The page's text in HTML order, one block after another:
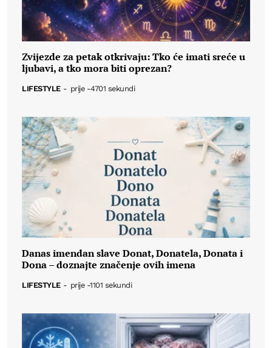
Zvijezde za petak otkrivaju: Tko će imati sreće u
ljubavi, a tko mora biti oprezan?
LIFESTYLE - prije -4701 sekundi
Danas imendan slave Donat, Donatela, Donata i
Dona – doznajte značenje ovih imena
LIFESTYLE - prije -1101 sekundi